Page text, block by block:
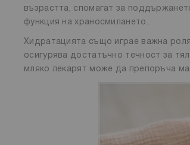
възрастта, спомагат за
функция на храносмилането.
Хидратацията също играе важна
осигурява достатъчно течност за
мляко лекарят може да препоръча